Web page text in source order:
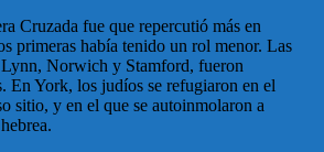
Cruzada fue que repercutió más en
primeras había tenido un rol menor. Las
Norwich y Stamford, fueron
En York, los judíos se refugiaron en el
sitio, y en el que se autoinmolaron a